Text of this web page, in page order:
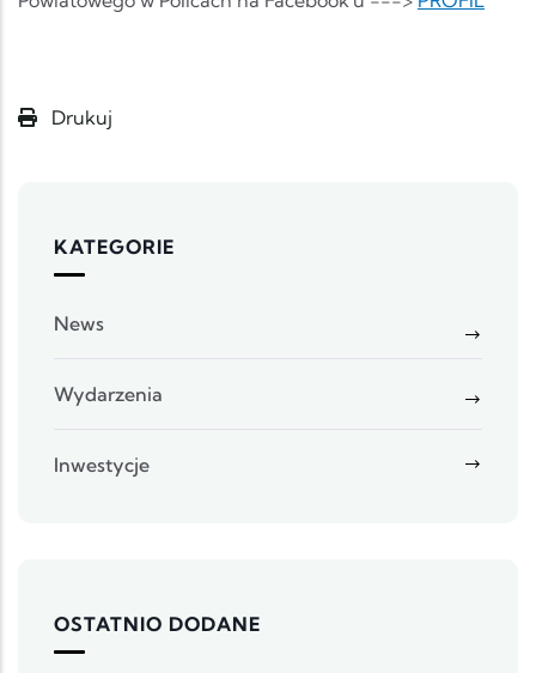
Drukuj
KATEGORIE
News
Wydarzenia
Inwestycje
OSTATNIO DODANE